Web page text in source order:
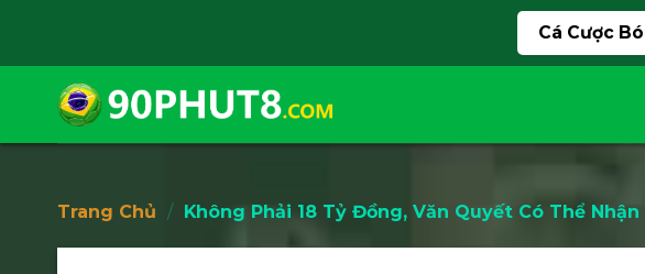
content
Cá Cược
Trang Chủ / Không Phải 18 Tỷ Đồng, Văn Quyết Có Thể